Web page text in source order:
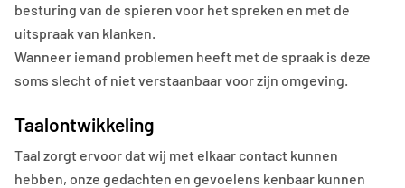
besturing van de spieren voor het spreken en met de
uitspraak van klanken.
Wanneer iemand problemen heeft met de spraak is deze
soms slecht of niet verstaanbaar voor zijn omgeving.
Taalontwikkeling
Taal zorgt ervoor dat wij met elkaar contact kunnen
hebben, onze gedachten en gevoelens kenbaar kunnen